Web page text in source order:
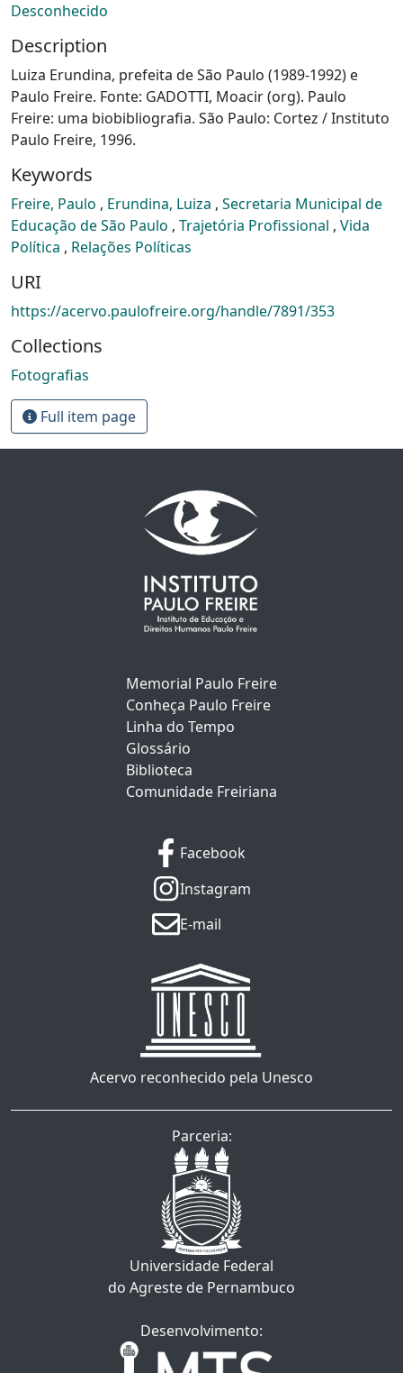
Desconhecido
Description
Luiza Erundina, prefeita de São Paulo (1989-1992) e
Paulo Freire. Fonte: GADOTTI, Moacir (org). Paulo
Freire: uma biobibliografia. São Paulo: Cortez / Instituto
Paulo Freire, 1996.
Keywords
Freire, Paulo , Erundina, Luiza , Secretaria Municipal de
Educação de São Paulo , Trajetória Profissional , Vida
Política , Relações Políticas
URI
https://acervo.paulofreire.org/handle/7891/353
Collections
Fotografias
Full item page
Memorial Paulo Freire
Conheça Paulo Freire
Linha do Tempo
Glossário
Biblioteca
Comunidade Freiriana
Facebook
Instagram
E-mail
Acervo reconhecido pela Unesco
Parceria:
Universidade Federal
do Agreste de Pernambuco
Desenvolvimento: